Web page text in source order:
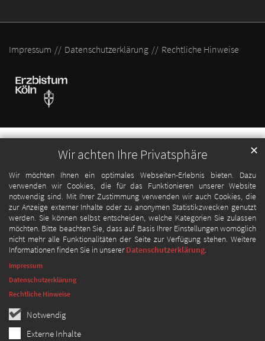
Wir achten Ihre Privatsphäre
Wir möchten Ihnen ein optimales Webseiten-Erlebnis bieten. Dazu
verwenden wir Cookies, die für das Funktionieren unserer Website
notwendig sind. Mit Ihrer Zustimmung verwenden wir auch Cookies, die
zur Anzeige externer Inhalte oder zu anonymen Statistikzwecken genutzt
werden. Sie können selbst entscheiden, welche Kategorien Sie zulassen
möchten. Bitte beachten Sie, dass auf Basis Ihrer Einstellungen womöglich
nicht mehr alle Funktionalitäten der Seite zur Verfügung stehen. Weitere
Informationen finden Sie in unsererDatenschutzerklärung.
Notwendig
Externe Inhalte
✕
Impressum
Datenschutzerklärung
Rechtliche Hinweise
Impressum Datenschutzerklärung Rechtliche Hinweise